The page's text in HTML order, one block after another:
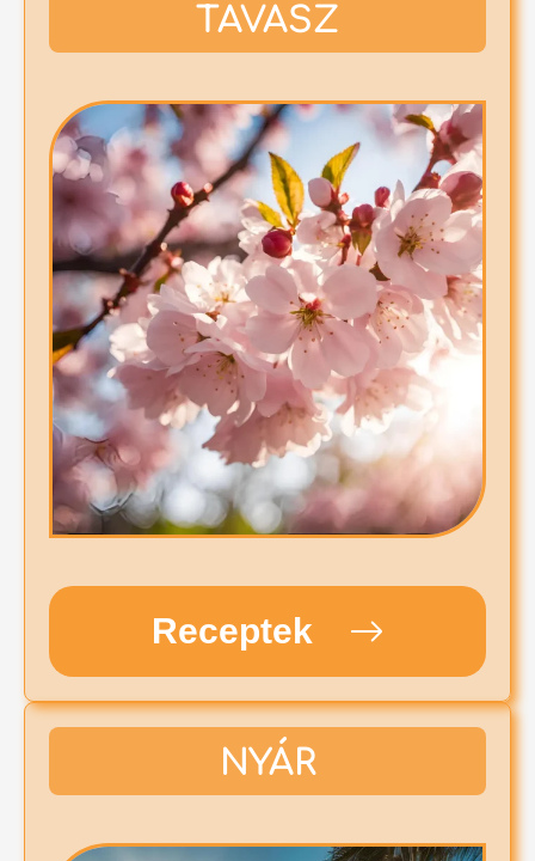
TAVASZ
Receptek
NYÁR